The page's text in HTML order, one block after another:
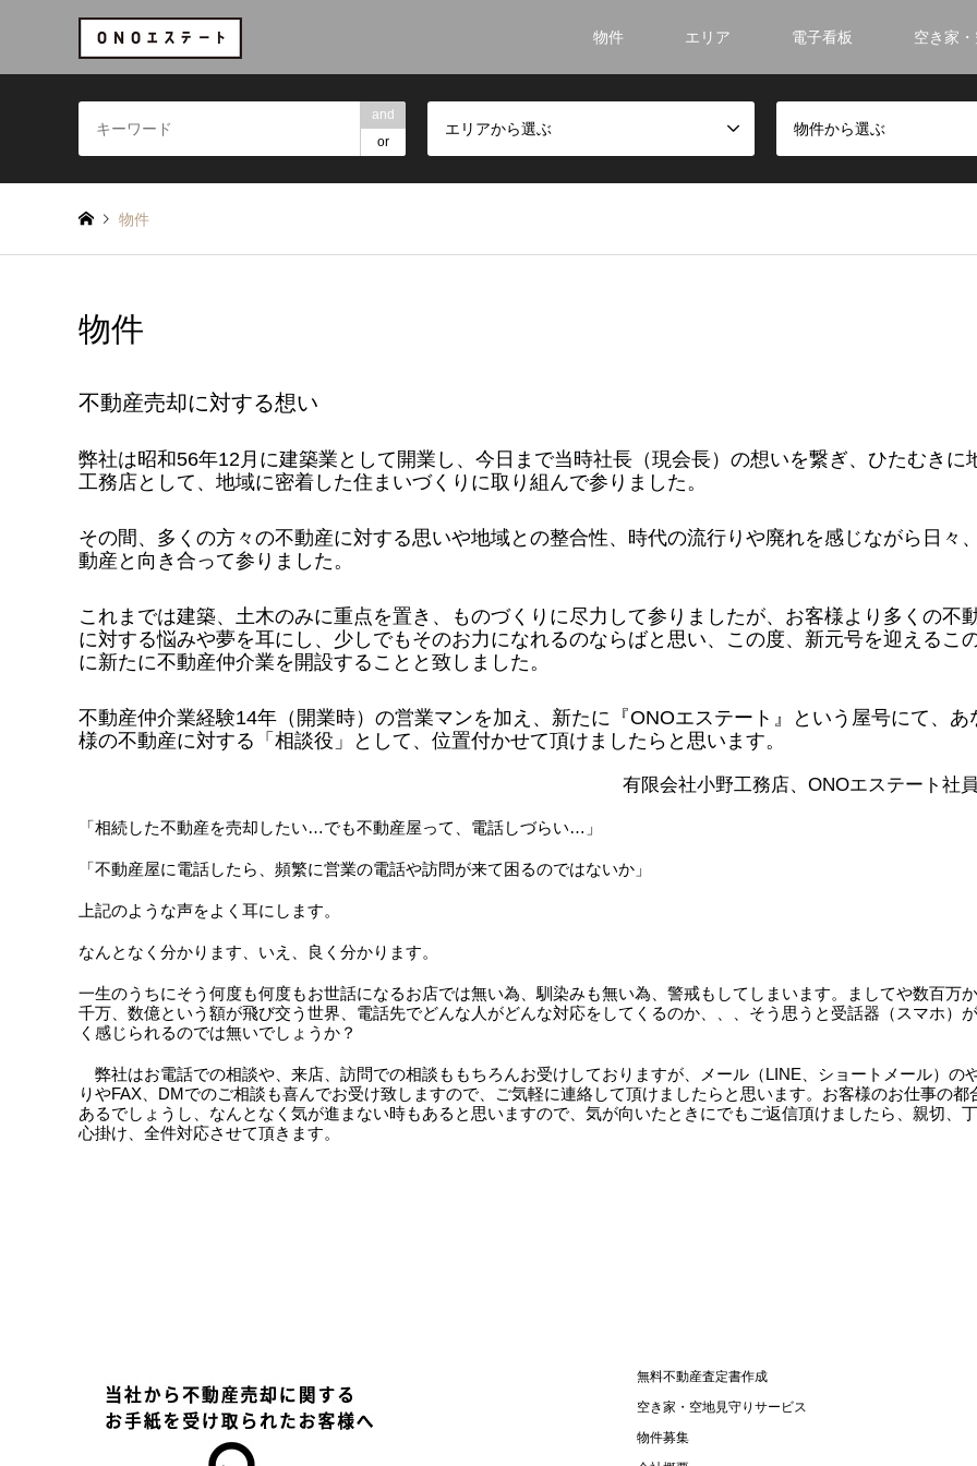
物件 エリア 電子看板 空き家
and
or
エリアから選ぶ 物件から選ぶ
物件
物件
不動産売却に対する想い
弊社は昭和56年12月に建築業として開業し、今日まで当時社長（現会長）の想いを繋ぎ、ひたむきに
工務店として、地域に密着した住まいづくりに取り組んで参りました。
その間、多くの方々の不動産に対する思いや地域との整合性、時代の流行りや廃れを感じながら日々
動産と向き合って参りました。
これまでは建築、土木のみに重点を置き、ものづくりに尽力して参りましたが、お客様より多くの不
に対する悩みや夢を耳にし、少しでもそのお力になれるのならばと思い、この度、新元号を迎えるこ
に新たに不動産仲介業を開設することと致しました。
不動産仲介業経験14年（開業時）の営業マンを加え、新たに『ONOエステート』という屋号にて、あ
様の不動産に対する「相談役」として、位置付かせて頂けましたらと思います。
有限会社小野工務店、ONOエステート社
「相続した不動産を売却したい…でも不動産屋って、電話しづらい…」
「不動産屋に電話したら、頻繁に営業の電話や訪問が来て困るのではないか」
上記のような声をよく耳にします。
なんとなく分かります、いえ、良く分かります。
一生のうちにそう何度も何度もお世話になるお店では無い為、馴染みも無い為、警戒もしてしまいます。ましてや数百万
千万、数億という額が飛び交う世界、電話先でどんな人がどんな対応をしてくるのか、、、そう思うと受話器（スマホ）
く感じられるのでは無いでしょうか？
弊社はお電話での相談や、来店、訪問での相談ももちろんお受けしておりますが、メール（LINE、ショートメール）の
りやFAX、DMでのご相談も喜んでお受け致しますので、ご気軽に連絡して頂けましたらと思います。お客様のお仕事の都
あるでしょうし、なんとなく気が進まない時もあると思いますので、気が向いたときにでもご返信頂けましたら、親切、
心掛け、全件対応させて頂きます。
無料不動産査定書作成
空き家・空地見守りサービス
物件募集